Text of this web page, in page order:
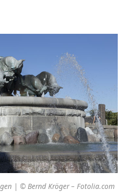
| © Bernd Kröger – Fotolia.com